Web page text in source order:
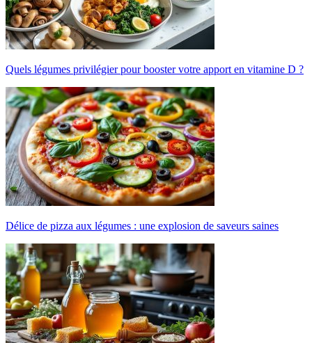
Quels légumes privilégier pour booster votre apport en vitamine D ?
Délice de pizza aux légumes : une explosion de saveurs saines